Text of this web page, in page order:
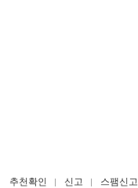
추천확인 신고 스팸신고